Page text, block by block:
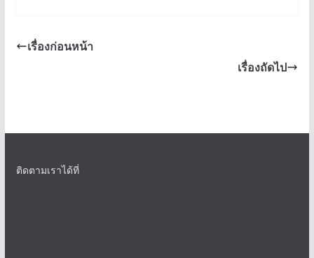
เรื่องก่อนหน้า
เรื่องถัดไป
ติดตามเราได้ที่